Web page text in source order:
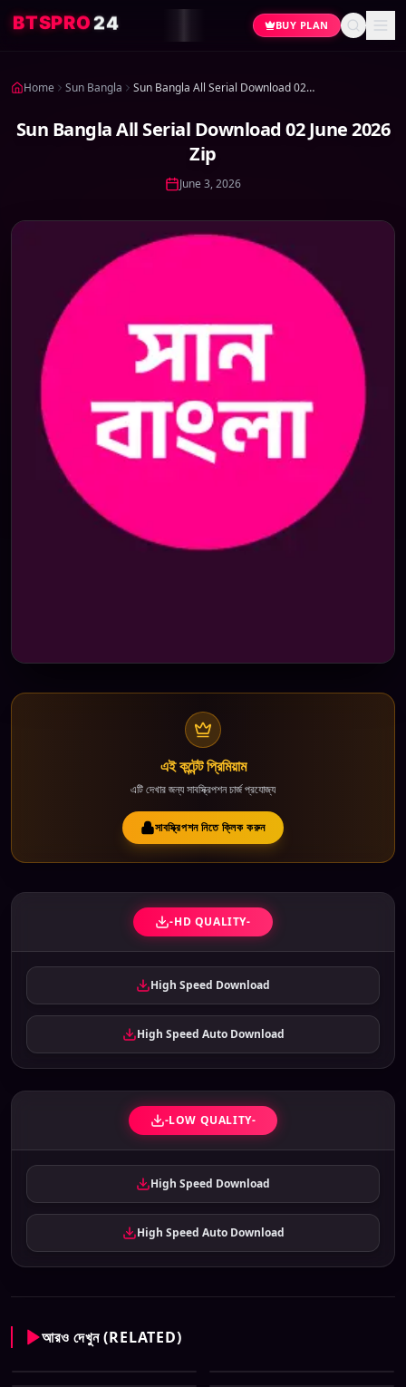
BTSPRO24 BUY PLAN
Home Sun Bangla Sun Bangla All Serial Download 02 June 2026 Zip
Sun Bangla All Serial Download 02 June 2026
Zip
June 3, 2026
এই কন্টেন্ট প্রিমিয়াম
এটি দেখার জন্য সাবস্ক্রিপশন চার্জ প্রযোজ্য
সাবস্ক্রিপশন নিতে ক্লিক করুন
-HD QUALITY-
High Speed Download
High Speed Auto Download
-LOW QUALITY-
High Speed Download
High Speed Auto Download
আরও দেখুন (RELATED)
Sun Bangla All Serial Download
05 August 2026 Zip
02 August 2026 Zip
Sun Bangla All Serial Download
04 August 2026 Zip